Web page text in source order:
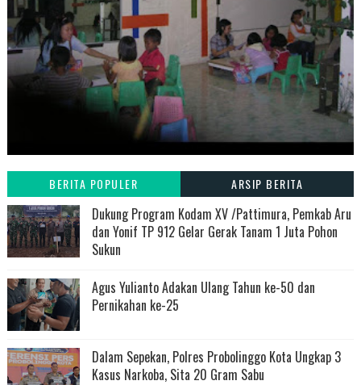
BERITA POPULER ARSIP BERITA
Dukung Program Kodam XV /Pattimura, Pemkab Aru
dan Yonif TP 912 Gelar Gerak Tanam 1 Juta Pohon
Sukun
Agus Yulianto Adakan Ulang Tahun ke-50 dan
Pernikahan ke-25
Dalam Sepekan, Polres Probolinggo Kota Ungkap 3
Kasus Narkoba, Sita 20 Gram Sabu